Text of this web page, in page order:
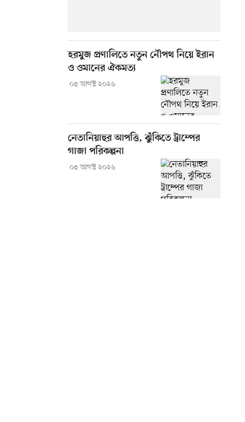
হরমুজ প্রণালিতে নতুন নৌপথ নিয়ে ইরান
ও ওমানের ঐকমত্য
০৫ আগস্ট ২০২৬
নেতানিয়াহুর আপত্তি, ঝুঁকিতে ট্রাম্পের
গাজা পরিকল্পনা
০৫ আগস্ট ২০২৬